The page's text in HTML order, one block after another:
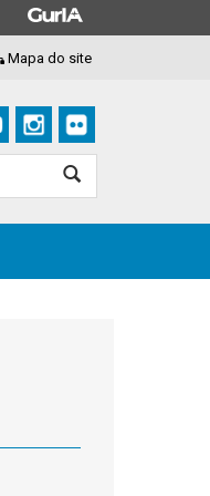
ESTADO
Mapa do site